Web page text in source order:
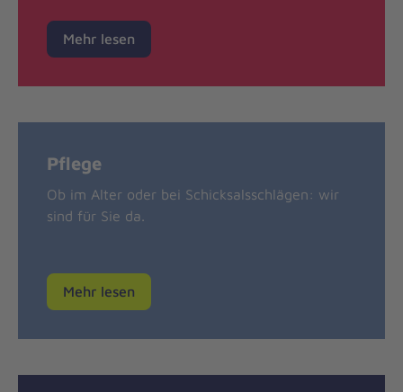
Mehr lesen
Pflege
Ob im Alter oder bei Schicksalsschlägen: wir
sind für Sie da.
Mehr lesen